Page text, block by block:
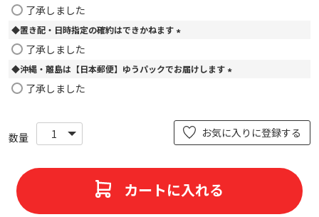
了承しました
◆置き配・日時指定の確約はできかねます
須
了承しました
◆沖縄・離島は【日本郵便】ゆうパックでお届けします
)
了承しました
お気に入りに登録する
カートに入れる